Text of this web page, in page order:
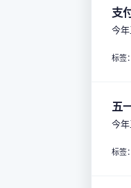
支
今
标签：
五
今年
标签：